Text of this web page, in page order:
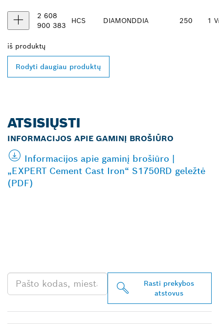
2 608
900 383
HCS DIAMONDDIA 250 1
iš produktų
Rodyti daugiau produktų
ATSISIŲSTI
INFORMACIJOS APIE GAMINĮ BROŠIŪRO
Informacijos apie gaminį brošiūro |
„EXPERT Cement Cast Iron“ S1750RD geležtė
(PDF)
Rasti prekybos
atstovus